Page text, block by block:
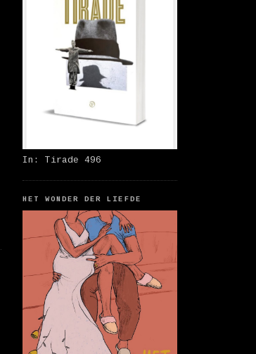
In: Tirade 496
HET WONDER DER LIEFDE